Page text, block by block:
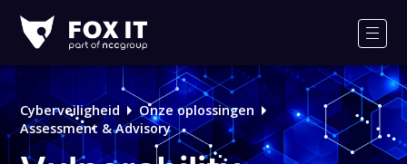
IT
Cyberveiligheid
Onze oplossingen
Assessment & Advisory